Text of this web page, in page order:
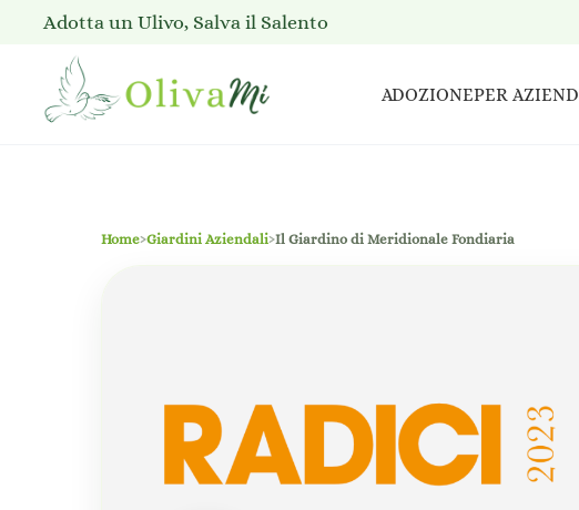
Adotta un Ulivo, Salva il Salento
ADOZIONEPER
Home›Giardini Aziendali›Il Giardino di Meridionale Fondiaria